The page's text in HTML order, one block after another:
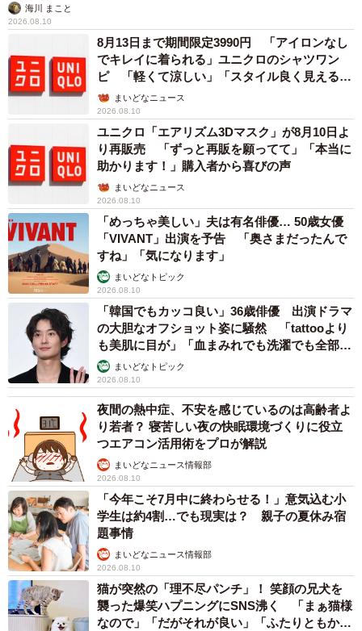
今年7月、大阪・福島に誕生したスクール・コミュニティ施
設「ACTLABO OSAKA」でのオープニング企画展「エンジ
テノアート」（〜2023年8月20日）に、彼女のミニチュア
フードも展示されている。一般向けの展示会で披露するの
は初めてとのことだ。
今後、個展を開いたり、アートの販売といった仕事に繋げ
ていく夢はあるのだろうか。「作っていてとても楽しく、
ずっと続けたいので、ぜひ仕事にできたらうれしいです。
個展はいつか絶対やりたいなと思っています。今、いろん
な方の個展やアートイベントを見に行きながら勉強してい
ます。やはり空間づくりが大事だなと。小さいものだけ置
かれているより、写真を飾り視覚的に大きなものと比べて
いただけるようにするのがおもしろいかな」と夢を膨らま
せている。
5/6
海川 まこと
2026.08.10
8月13日まで期間限定3990円 「アイロンなし
でキレイに着られる」ユニクロのシャツワン
ピ 「軽くて涼しい」「スタイル良く見える」
の声まいどなニュース
2026.08.10
ユニクロ「エアリズム3Dマスク」が8月10日よ
り再販売 「ずっと再販を願ってて」「本当に
助かります！」購入者から喜びの声
まいどなニュース
2026.08.10
「めっちゃ美しい」夫は有名俳優… 50歳女優
「VIVANT」出演を予告 「奥さまだったんで
すね」「気になります」
まいどなトピック
2026.08.10
「韓国でもカッコ良い」36歳俳優 出演ドラマ
の大胆なオフショット姿に騒然 「tattooより
も美肌に目が」「血まみれでも洗濯でも全部か
っこいい」
まいどなトピック
2026.08.10
夜間の熱中症、不安を感じているのは高齢者よ
り若者？ 寝苦しい夜の快眠環境づくりに役立
つエアコン活用術をプロが解説
まいどなニュース情報部
2026.08.10
「今年こそ7月中に終わらせる！」意気込む小
学生は約4割…でも現実は？ 親子の夏休み宿
題事情
まいどなニュース情報部
2026.08.10
猫が突然の「理不尽パンチ」！ 笑顔の兄犬を
襲った爆笑ハプニングにSNS沸く 「まぁ猫様
なので」「だがそれが良い」「ふたりともかわ